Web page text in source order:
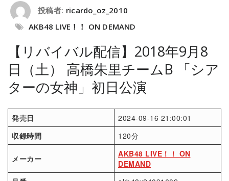
投稿者: ricardo_oz_2010
AKB48 LIVE！！ ON DEMAND
【リバイバル配信】2018年9月8
日（土） 高橋朱里チームB 「シア
ターの女神」初日公演
発売日
2024-09-16 21:00:01
収録時間
120分
メーカー
AKB48 LIVE！！ ON
DEMAND